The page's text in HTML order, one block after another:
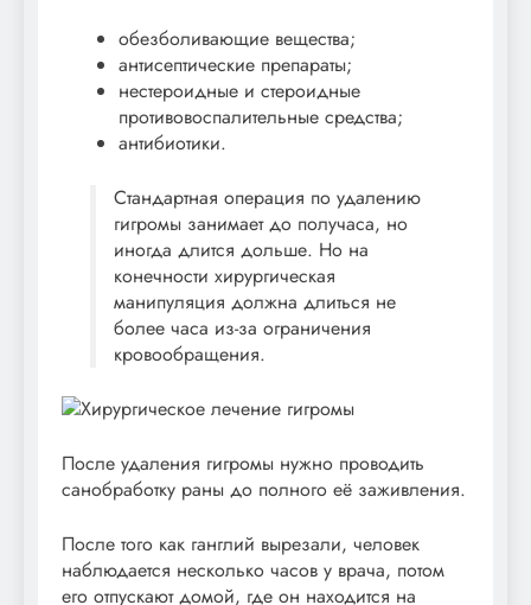
обезболивающие вещества;
антисептические препараты;
нестероидные и стероидные
противовоспалительные средства;
антибиотики.
Стандартная операция по удалению
гигромы занимает до получаса, но
иногда длится дольше. Но на
конечности хирургическая
манипуляция должна длиться не
более часа из-за ограничения
кровообращения.
После удаления гигромы нужно проводить
санобработку раны до полного её заживления.
После того как ганглий вырезали, человек
наблюдается несколько часов у врача, потом
его отпускают домой, где он находится на